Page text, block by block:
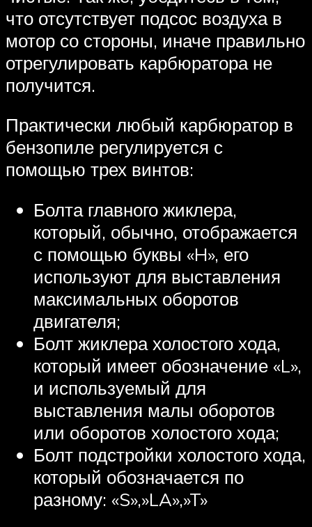
что отсутствует подсос воздуха в
мотор со стороны, иначе правильно
отрегулировать карбюратора не
получится.
Практически любый карбюратор в
бензопиле регулируется с
помощью трех винтов:
Болта главного жиклера,
который, обычно, отображается
с помощью буквы «H», его
используют для выставления
максимальных оборотов
двигателя;
Болт жиклера холостого хода,
который имеет обозначение «L»,
и используемый для
выставления малы оборотов
или оборотов холостого хода;
Болт подстройки холостого хода,
который обозначается по
разному: «S»,»LA»,»T»